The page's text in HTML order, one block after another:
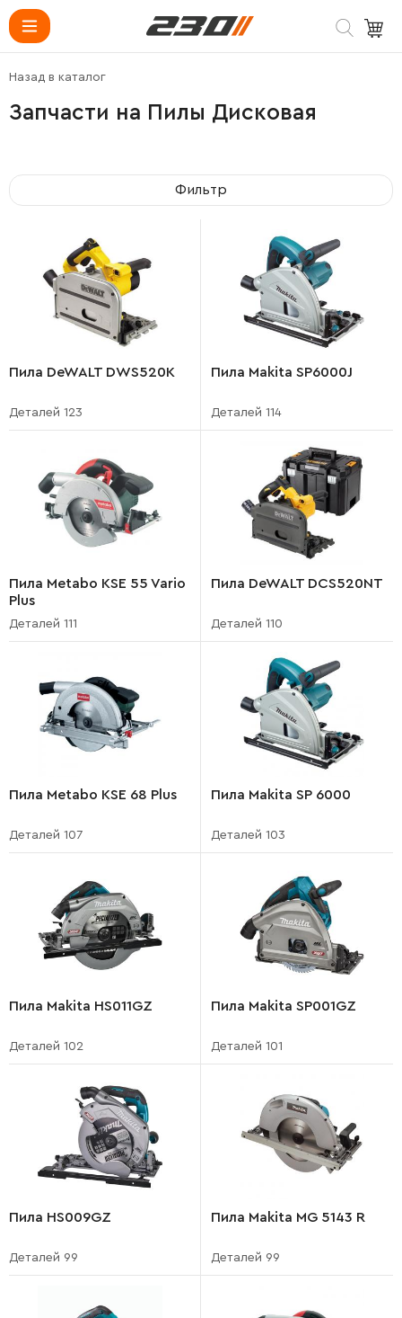
Запчасти на Пилы Дисковая
Назад в каталог
Фильтр
Пила DeWALT DWS520K
Деталей 123
Пила Makita SP6000J
Деталей 114
Пила Metabo KSE 55 Vario
Plus
Деталей 111
Пила DeWALT DCS520NT
Деталей 110
Пила Metabo KSE 68 Plus
Деталей 107
Пила Makita SP 6000
Деталей 103
Пила Makita HS011GZ
Деталей 102
Пила Makita SP001GZ
Деталей 101
Пила HS009GZ
Деталей 99
Пила Makita MG 5143 R
Деталей 99